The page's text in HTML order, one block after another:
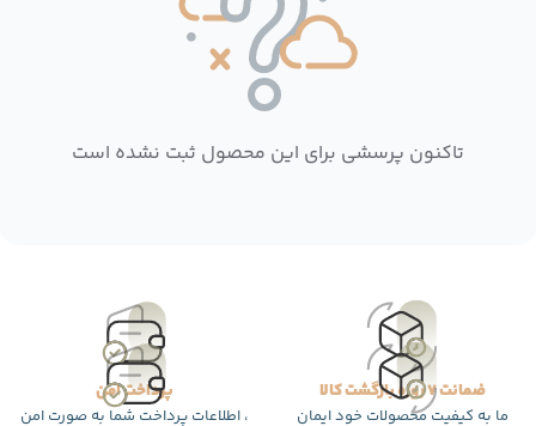
تاکنون پرسشی برای این محصول ثبت نشده است
ضمانت 7 روزه بازگشت کالا
ما به کیفیت محصولات خود ایمان
پرداخت امن
، اطلاعات پرداخت شما به صورت امن